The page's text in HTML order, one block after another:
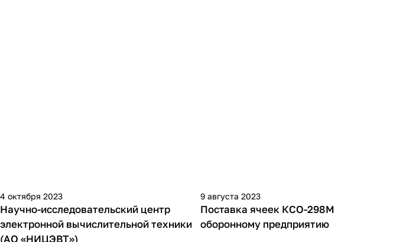
4 октября 2023
Научно-исследовательский центр
электронной вычислительной техники
(АО «НИЦЭВТ»)
9 августа 2023
Поставка ячеек КСО-298М
оборонному предприятию